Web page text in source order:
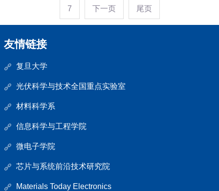
7 下一页 尾页
友情链接
复旦大学
光伏科学与技术全国重点实验室
材料科学系
信息科学与工程学院
微电子学院
芯片与系统前沿技术研究院
Materials Today Electronics